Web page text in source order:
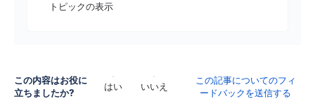
トピックの表示
この内容はお役に
立ちましたか?
はい いいえ
この記事についてのフィ
ードバックを送信する